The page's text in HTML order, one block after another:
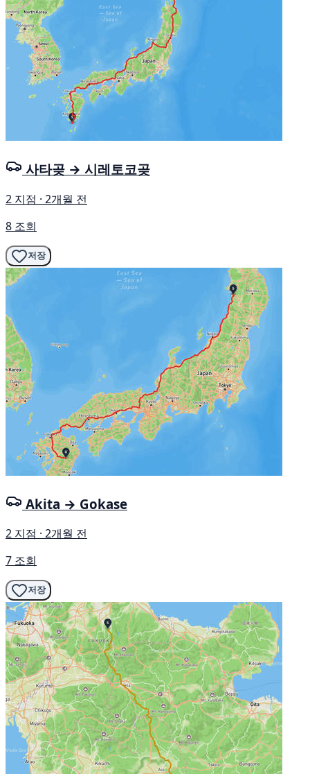
사타곶 → 시레토코곶
2 지점 · 2개월 전
8 조회
저장
Akita → Gokase
2 지점 · 2개월 전
7 조회
저장